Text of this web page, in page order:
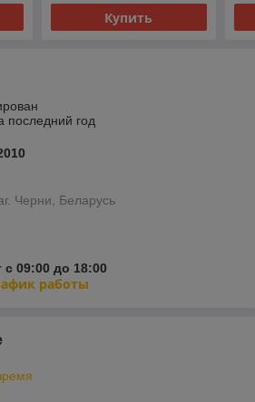
Купить
последний год
Черни, Беларусь
с 09:00 до 18:00
работы